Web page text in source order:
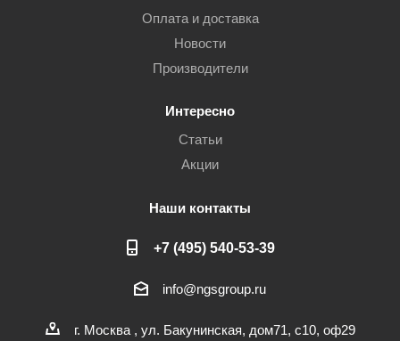
Оплата и доставка
Новости
Производители
Интересно
Статьи
Акции
Наши контакты
+7 (495) 540-53-39
info@ngsgroup.ru
г. Москва , ул. Бакунинская, дом71, с10, оф29